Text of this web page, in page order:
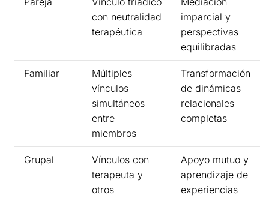
con neutralidad
terapéutica
imparcial y
perspectivas
equilibradas
Familiar
Múltiples
vínculos
simultáneos
entre
miembros
Transformación
de dinámicas
relacionales
completas
Grupal
Vínculos con
terapeuta y
otros
Apoyo mutuo y
aprendizaje de
experiencias